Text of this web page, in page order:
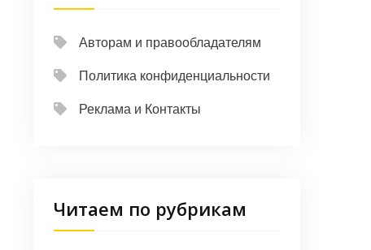
Авторам и правообладателям
Политика конфиденциальности
Реклама и Контакты
Читаем по рубрикам